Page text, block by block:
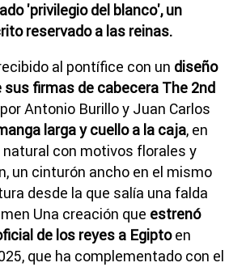
'privilegio del blanco', un
reservado a las reinas.
al pontífice con un diseño
sus firmas de cabecera The 2nd
Antonio Burillo y Juan Carlos
larga y cuello a la caja, en
natural con motivos florales y
un cinturón ancho en el mismo
desde la que salía una falda
Una creación que estrenó
de los reyes a Egiptoen
que ha complementado con el